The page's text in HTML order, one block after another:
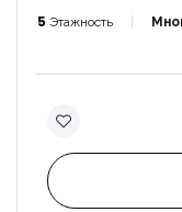
5 Этажность